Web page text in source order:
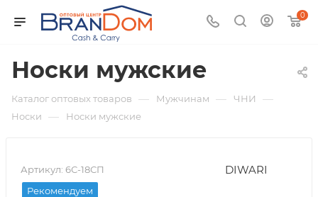
0
Носки мужские
Каталог оптовых товаров — Мужчинам — ЧНИ —
Носки — Носки мужские
Артикул: 6С-18СП DIWARI
Рекомендуем